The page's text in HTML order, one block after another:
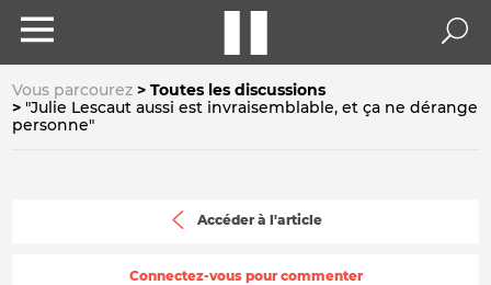
Vous parcourez
Toutes les discussions
"Julie Lescaut aussi est invraisemblable, et ça ne dérange
personne"
Accéder à l'article
Connectez-vous pour commenter